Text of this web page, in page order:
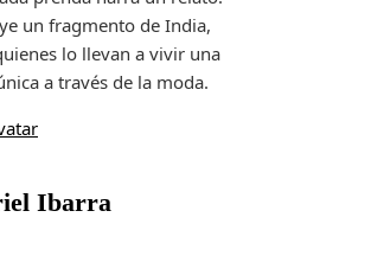
un fragmento de India,
lo llevan a vivir una
a través de la moda.
Ibarra